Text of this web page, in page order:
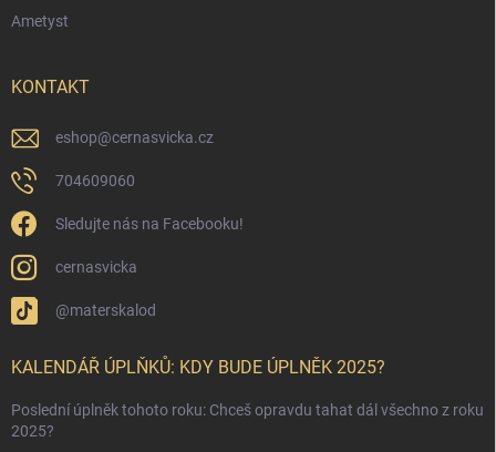
Ametyst
KONTAKT
eshop@cernasvicka.cz
704609060
Sledujte nás na Facebooku!
cernasvicka
@materskalod
KALENDÁŘ ÚPLŇKŮ: KDY BUDE ÚPLNĚK 2025?
Poslední úplněk tohoto roku: Chceš opravdu tahat dál všechno z roku
2025?